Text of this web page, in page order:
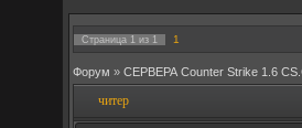
Страница 1 из 1 1
Форум » СЕРВЕРА Counter Strike 1.6
читер